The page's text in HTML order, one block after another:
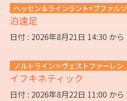
ヘッセン＆ラインラント=プファルツ
泊遠足
日付 : 2026年8月21日 14:30 から
ノルトライン＝ヴェストファーレン
イフキネティック
日付 : 2026年8月22日 11:00 から